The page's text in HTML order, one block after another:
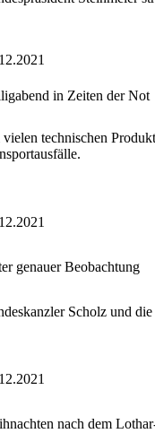
in Zeiten der Not
technischen
genauer Beobachtung
Scholz und
nach dem